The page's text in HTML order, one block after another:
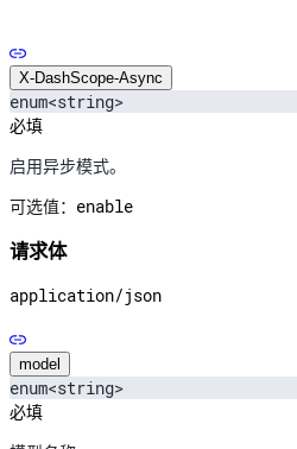
X-DashScope-Async
enum<string>
必填
启用异步模式。
可选值： enable
请求体
application/json
model
enum<string>
必填